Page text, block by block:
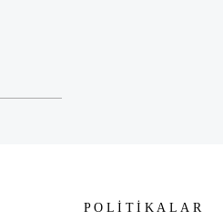
POLİTİKALAR